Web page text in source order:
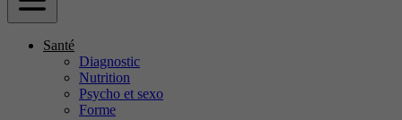
Santé
Diagnostic
Nutrition
Psycho et sexo
Forme